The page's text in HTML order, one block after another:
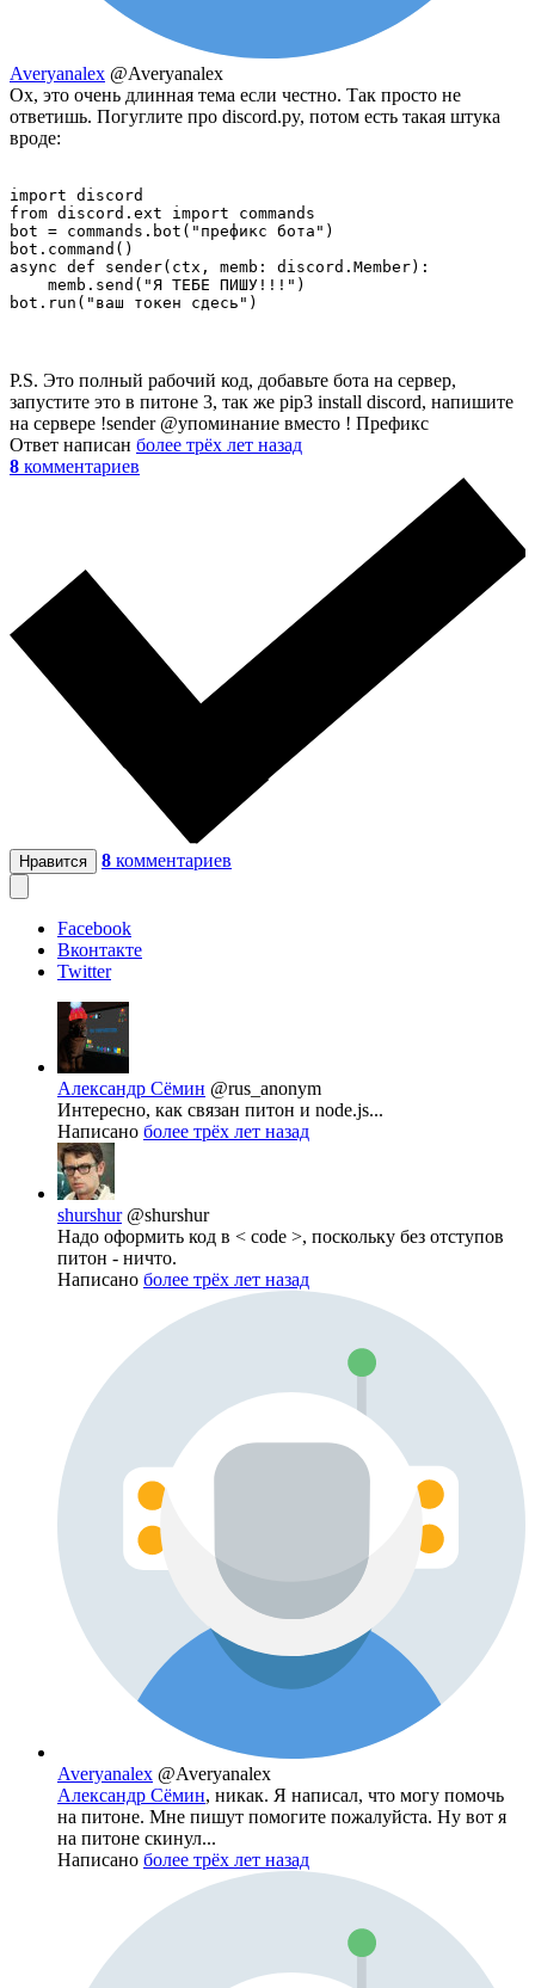
Averyanalex @Averyanalex
Ох, это очень длинная тема если честно. Так просто не
ответишь. Погуглите про discord.py, потом есть такая штука
вроде:
import discord
from discord.ext import commands
bot = commands.bot("префикс бота")
bot.command()
async def sender(ctx, memb: discord.Member):
    memb.send("Я ТЕБЕ ПИШУ!!!")
bot.run("ваш токен сдесь")
P.S. Это полный рабочий код, добавьте бота на сервер,
запустите это в питоне 3, так же pip3 install discord, напишите
на сервере !sender @упоминание вместо ! Префикс
Ответ написан более трёх лет назад
8 комментариев
Нравится 8 комментариев
Facebook
Вконтакте
Twitter
Александр Сёмин @rus_anonym
Интересно, как связан питон и node.js...
Написано более трёх лет назад
shurshur @shurshur
Надо оформить код в < code >, поскольку без отступов
питон - ничто.
Написано более трёх лет назад
Averyanalex @Averyanalex
Александр Сёмин, никак. Я написал, что могу помочь
на питоне. Мне пишут помогите пожалуйста. Ну вот я
на питоне скинул...
Написано более трёх лет назад